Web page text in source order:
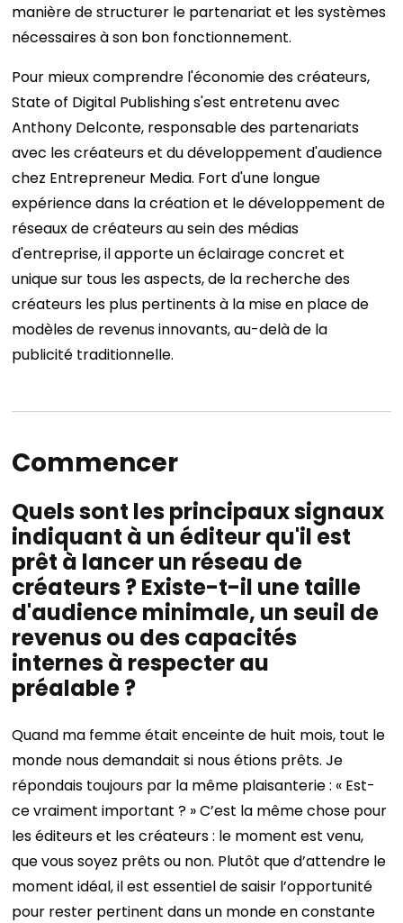
manière de structurer le partenariat et les systèmes
nécessaires à son bon fonctionnement.
Pour mieux comprendre l'économie des créateurs,
State of Digital Publishing s'est entretenu avec
Anthony Delconte, responsable des partenariats
avec les créateurs et du développement d'audience
chez Entrepreneur Media. Fort d'une longue
expérience dans la création et le développement de
réseaux de créateurs au sein des médias
d'entreprise, il apporte un éclairage concret et
unique sur tous les aspects, de la recherche des
créateurs les plus pertinents à la mise en place de
modèles de revenus innovants, au-delà de la
publicité traditionnelle.
Commencer
Quels sont les principaux signaux
indiquant à un éditeur qu'il est
prêt à lancer un réseau de
créateurs ? Existe-t-il une taille
d'audience minimale, un seuil de
revenus ou des capacités
internes à respecter au
préalable ?
Quand ma femme était enceinte de huit mois, tout le
monde nous demandait si nous étions prêts. Je
répondais toujours par la même plaisanterie : « Est-
ce vraiment important ? » C’est la même chose pour
les éditeurs et les créateurs : le moment est venu,
que vous soyez prêts ou non. Plutôt que d’attendre le
moment idéal, il est essentiel de saisir l’opportunité
pour rester pertinent dans un monde en constante